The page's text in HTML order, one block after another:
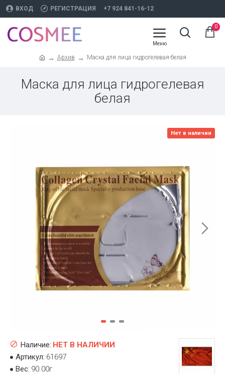
ВХОД РЕГИСТРАЦИЯ +7 924 841-16-12
0
Архив Маска для лица гидрогелевая белая
Маска для лица гидрогелевая
белая
Нет в наличии
Наличие: НЕТ В НАЛИЧИИ
Артикул: 61697
Вес: 90.00г